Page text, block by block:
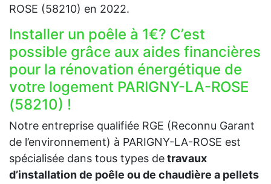
ROSE (58210) en 2022.
Installer un poêle à 1€? C’est
possible grâce aux aides financières
pour la rénovation énergétique de
votre logement PARIGNY-LA-ROSE
(58210) !
Notre entreprise qualifiée RGE (Reconnu Garant
de l’environnement) à PARIGNY-LA-ROSE est
spécialisée dans tous types detravaux
d’installation de poêle ou de chaudière a pellets